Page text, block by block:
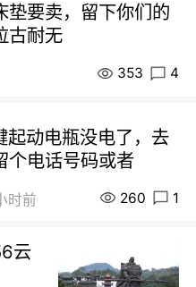
垫要卖，留下你们的
古耐无
353 4
动电瓶没电了，去
个电话号码或者
时前 260 1
云